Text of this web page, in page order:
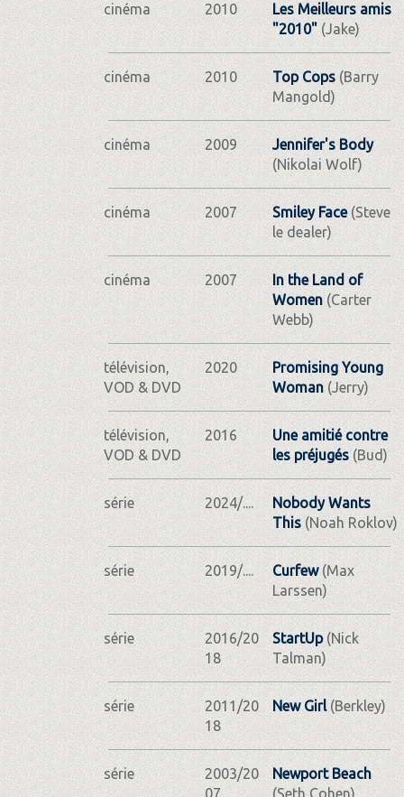
cinéma 2010
Les Meilleurs amis
"2010"(Jake)
cinéma 2010 Top Cops(Barry
Mangold)
cinéma 2009
Jennifer's Body
(Nikolai Wolf)
cinéma 2007 Smiley Face(Steve
le dealer)
cinéma 2007
In the Land of
Women(Carter
Webb)
télévision,
VOD & DVD
2020
Promising Young
Woman(Jerry)
télévision,
VOD & DVD
2016
Une amitié contre
les préjugés(Bud)
série 2024/....
Nobody Wants
This(Noah Roklov)
série 2019/.... Curfew(Max
Larssen)
série
2016/20
18
StartUp(Nick
Talman)
série
2011/20
18
New Girl(Berkley)
série
2003/20
07
Newport Beach
(Seth Cohen)